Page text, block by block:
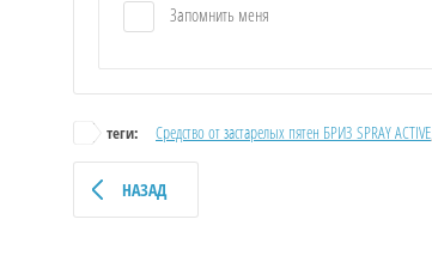
Запомнить меня
теги: Средство от застарелых пятен БРИЗ SPRAY ACTIVE
НАЗАД